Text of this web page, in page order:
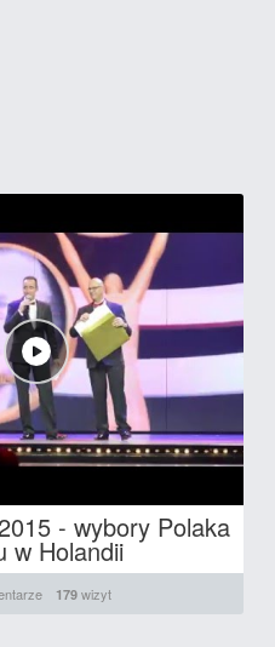
- wybory Polaka
w Holandii
179 wizyt